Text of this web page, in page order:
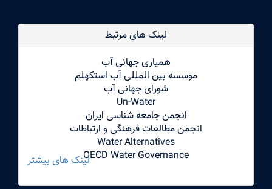
لینک های مرتبط
همیاری جهانی آب
موسسه بین المللی آب استکهلم
شورای جهانی آب
Un-Water
انجمن جامعه شناسی ایران
انجمن مطالعات فرهنگی و ارتباطات
Water Alternatives
OECD Water Governanceلینک های بیشتر